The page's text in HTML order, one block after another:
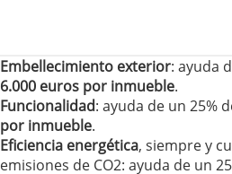
Embellecimiento exterior: ayuda
6.000 euros por inmueble.
Funcionalidad: ayuda de un 25%
por inmueble.
Eficiencia energética, siempre y
emisiones de CO2: ayuda de un